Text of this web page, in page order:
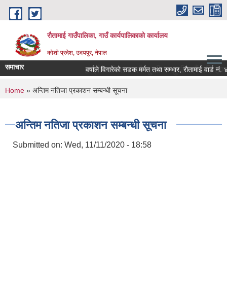
Skip to main content
रौतामाई गाउँपालिका, गाउँ कार्यपालिकाको कार्यालय
कोशी प्रदेश, उदयपुर, नेपाल
गाउँपालिका हाम्रो अभियान सबै सुखी र खुसी रहौं यहि हाम्रो
समाचार वर्षाले विगारेको सडक मर्मत तथा सम्भार, रौतामाई वार्ड नं.
You are here
Home » अन्तिम नतिजा प्रकाशन सम्बन्धी सूचना
अन्तिम नतिजा प्रकाशन सम्बन्धी सूचना
Submitted on: Wed, 11/11/2020 - 18:58